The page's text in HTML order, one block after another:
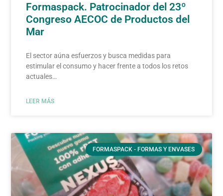
Formaspack. Patrocinador del 23º
Congreso AECOC de Productos del
Mar
El sector aúna esfuerzos y busca medidas para
estimular el consumo y hacer frente a todos los retos
actuales…
LEER MÁS
FORMASPACK - FORMAS Y ENVASES